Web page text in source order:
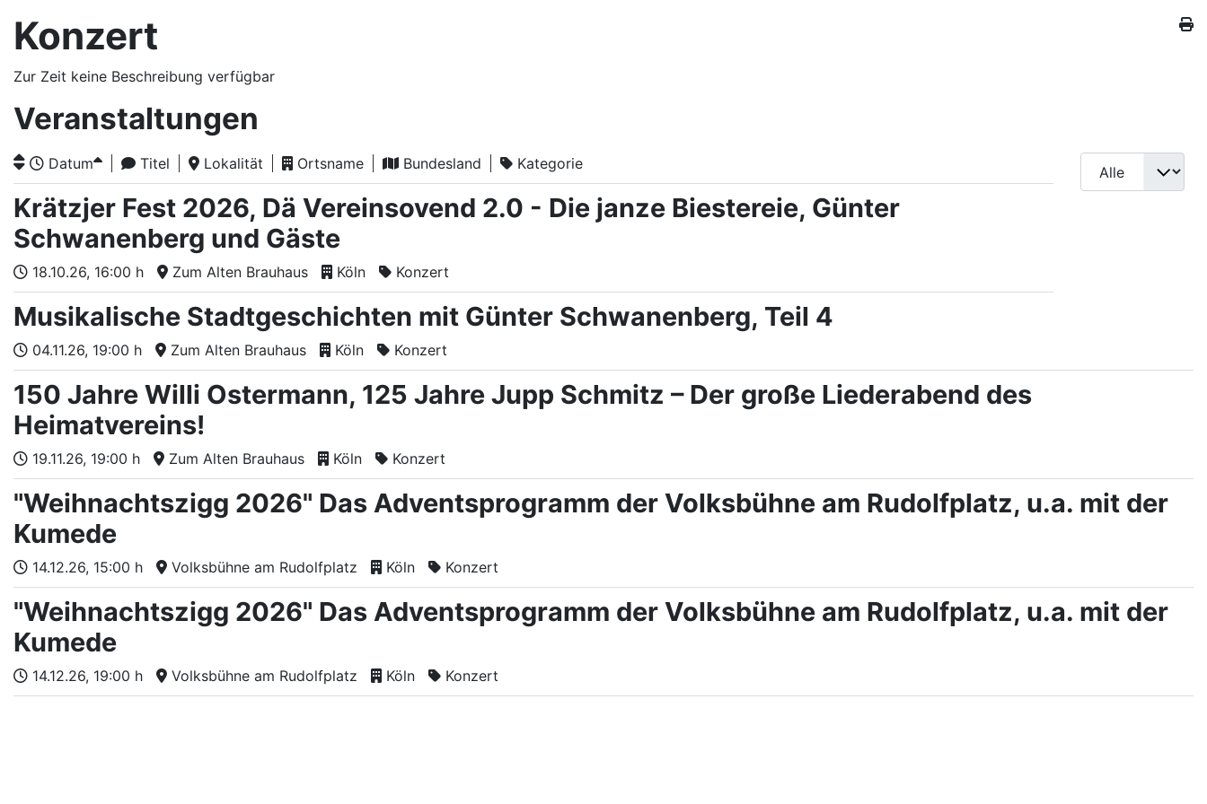
Konzert
Zur Zeit keine Beschreibung verfügbar
Veranstaltungen
Datum Titel Lokalität Ortsname Bundesland Kategorie
Krätzjer Fest 2026, Dä Vereinsovend 2.0 - Die janze Biestereie, Günter
Schwanenberg und Gäste
18.10.26, 16:00 h Zum Alten Brauhaus Köln Konzert
Musikalische Stadtgeschichten mit Günter Schwanenberg, Teil 4
04.11.26, 19:00 h Zum Alten Brauhaus Köln Konzert
150 Jahre Willi Ostermann, 125 Jahre Jupp Schmitz – Der große Liederabend des
Heimatvereins!
19.11.26, 19:00 h Zum Alten Brauhaus Köln Konzert
"Weihnachtszigg 2026" Das Adventsprogramm der Volksbühne am Rudolfplatz, u.a. mit der
Kumede
14.12.26, 15:00 h Volksbühne am Rudolfplatz Köln Konzert
"Weihnachtszigg 2026" Das Adventsprogramm der Volksbühne am Rudolfplatz, u.a. mit der
Kumede
14.12.26, 19:00 h Volksbühne am Rudolfplatz Köln Konzert